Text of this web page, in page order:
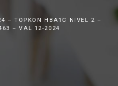
– TOPKON HBA1C NIVEL 2 –
– VAL 12-2024